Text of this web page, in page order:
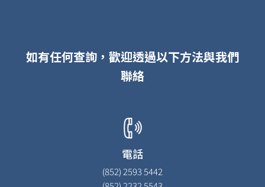
如有任何查詢，歡迎透過以下方法與我們
聯絡
電話
(852) 2593 5442